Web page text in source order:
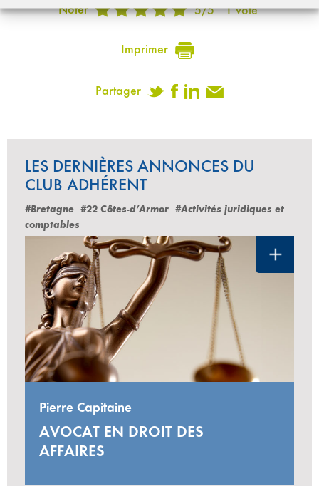
Noter 5/5 1vote
Imprimer
Partager
LES DERNIÈRES ANNONCES DU
CLUB ADHÉRENT
#Bretagne #22 Côtes-d’Armor #Activités juridiques et
comptables
Pierre Capitaine
AVOCAT EN DROIT DES
AFFAIRES